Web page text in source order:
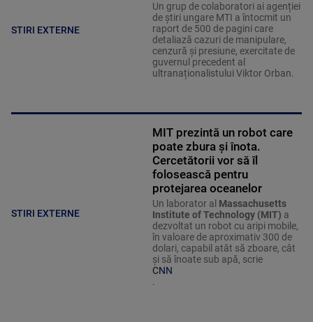
STIRI EXTERNE
Un grup de colaboratori ai agenției
de știri ungare MTI a întocmit un
raport de 500 de pagini care
detaliază cazuri de manipulare,
cenzură și presiune, exercitate de
guvernul precedent al
ultranaționalistului Viktor Orban.
STIRI EXTERNE
MIT prezintă un robot care
poate zbura și înota.
Cercetătorii vor să îl
folosească pentru
protejarea oceanelor
Un laborator al Massachusetts
Institute of Technology (MIT) a
dezvoltat un robot cu aripi mobile,
în valoare de aproximativ 300 de
dolari, capabil atât să zboare, cât
și să înoate sub apă, scrie
CNN
.